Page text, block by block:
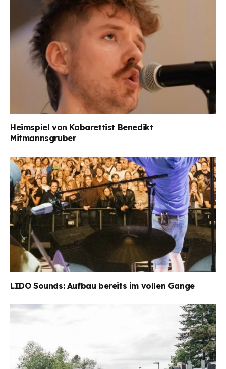
Heimspiel von Kabarettist Benedikt
Mitmannsgruber
LIDO Sounds: Aufbau bereits im vollen Gange